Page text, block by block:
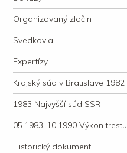
Organizovaný zločin
Svedkovia
Expertízy
Krajský súd v Bratislave 1982
1983 Najvyšší súd SSR
05.1983-10.1990 Výkon trestu
Historický dokument